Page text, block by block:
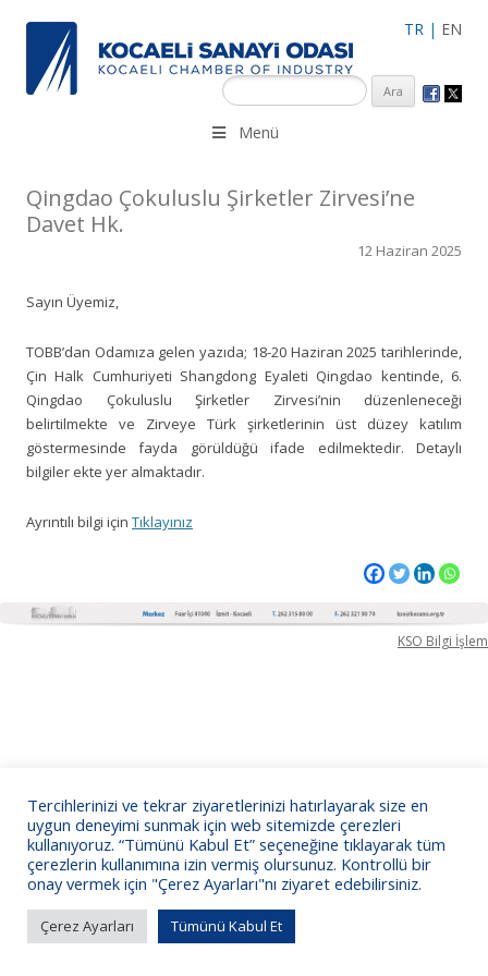
TR | EN
KSO 3500’ü aşkın sanayi kuruluşuna uzman çalışanları ile İzmit
Merkez, Çayırova, Dilovası, Gebze ve İMES OSB’deki ofisleri ile
Menü
Qingdao Çokuluslu Şirketler Zirvesi’ne
Davet Hk.
12 Haziran 2025
Sayın Üyemiz,
TOBB’dan Odamıza gelen yazıda; 18-20 Haziran 2025 tarihlerinde,
Çin Halk Cumhuriyeti Shangdong Eyaleti Qingdao kentinde, 6.
Qingdao Çokuluslu Şirketler Zirvesi’nin düzenleneceği
belirtilmekte ve Zirveye Türk şirketlerinin üst düzey katılım
göstermesinde fayda görüldüğü ifade edilmektedir. Detaylı
bilgiler ekte yer almaktadır.
Ayrıntılı bilgi için Tıklayınız
KSO Bilgi İşlem
Tercihlerinizi ve tekrar ziyaretlerinizi hatırlayarak size en
uygun deneyimi sunmak için web sitemizde çerezleri
kullanıyoruz. “Tümünü Kabul Et” seçeneğine tıklayarak tüm
çerezlerin kullanımına izin vermiş olursunuz. Kontrollü bir
onay vermek için "Çerez Ayarları"nı ziyaret edebilirsiniz.
Çerez Ayarları Tümünü Kabul Et